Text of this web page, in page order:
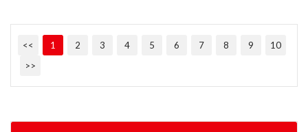
<< 1 2 3 4 5 6 7 8 9
10
>>